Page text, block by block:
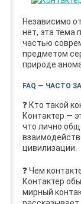
Независимо
нет, эта тема
частью
предметом
природе
FAQ — ЧАСТО
❓ Кто такой
Контактер —
что лично
цивилизации.
❓ Чем
Контактер
мирный